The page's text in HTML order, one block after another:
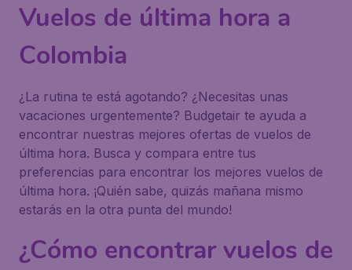
Vuelos de última hora a
Colombia
¿La rutina te está agotando? ¿Necesitas unas
vacaciones urgentemente? Budgetair te ayuda a
encontrar nuestras mejores ofertas de vuelos de
última hora. Busca y compara entre tus
preferencias para encontrar los mejores vuelos de
última hora. ¡Quién sabe, quizás mañana mismo
estarás en la otra punta del mundo!
¿Cómo encontrar vuelos de